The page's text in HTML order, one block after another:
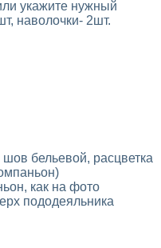
укажите нужный
наволочки- 2шт.
бельевой, расцветка
как на фото
пододеяльника